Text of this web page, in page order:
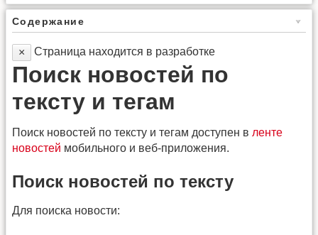
Содержание
× Страница находится в разработке
Поиск новостей по
тексту и тегам
Поиск новостей по тексту и тегам доступен в ленте
новостей мобильного и веб-приложения.
Поиск новостей по тексту
Для поиска новости: